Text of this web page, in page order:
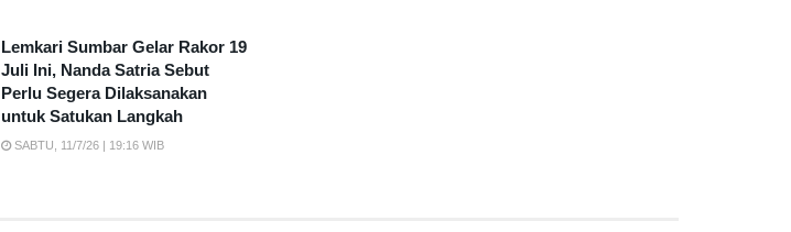
Lemkari Sumbar Gelar Rakor 19
Juli Ini, Nanda Satria Sebut
Perlu Segera Dilaksanakan
untuk Satukan Langkah
SABTU, 11/7/26 | 19:16 WIB